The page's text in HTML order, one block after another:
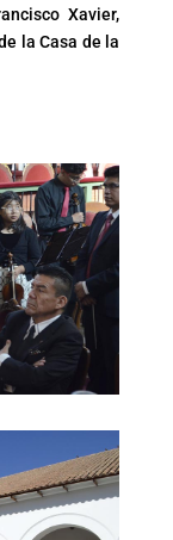
Xavier,
la Casa de la